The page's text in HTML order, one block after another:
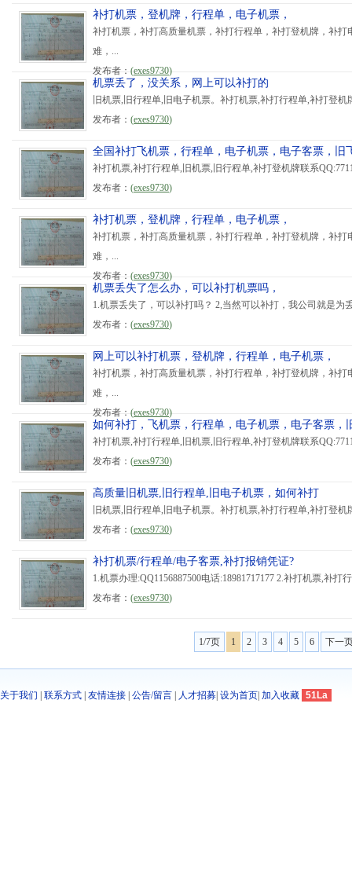
补打机票，登机牌，行程单，电子机票，
补打机票，补打高质量机票，补打行程单，补打登机牌，补
难，...
发布者： (exes9730)
机票丢了，没关系，网上可以补打的
旧机票,旧行程单,旧电子机票。补打机票,补打行程单,补打登
发布者： (exes9730)
全国补打飞机票，行程单，电子机票，电子客票，旧
补打机票,补打行程单,旧机票,旧行程单,补打登机牌联系
发布者： (exes9730)
补打机票，登机牌，行程单，电子机票，
补打机票，补打高质量机票，补打行程单，补打登机牌，补
难，...
发布者： (exes9730)
机票丢失了怎么办，可以补打机票吗，
1.机票丢失了，可以补打吗？ 2,当然可以补打，我公司就是为
发布者： (exes9730)
网上可以补打机票，登机牌，行程单，电子机票，
补打机票，补打高质量机票，补打行程单，补打登机牌，补
难，...
发布者： (exes9730)
如何补打，飞机票，行程单，电子机票，电子客票，
补打机票,补打行程单,旧机票,旧行程单,补打登机牌联系
发布者： (exes9730)
高质量旧机票,旧行程单,旧电子机票，如何补打
旧机票,旧行程单,旧电子机票。补打机票,补打行程单,补打登
发布者： (exes9730)
补打机票/行程单/电子客票,补打报销凭证?
1.机票办理:QQ1156887500电话:18981717177 2.补打机票,补
发布者： (exes9730)
1/7页 1 2 3 4 5 6 下一
关于我们 联系方式 友情连接 公告/留言 人才招募 设为首页 加入收藏 51La